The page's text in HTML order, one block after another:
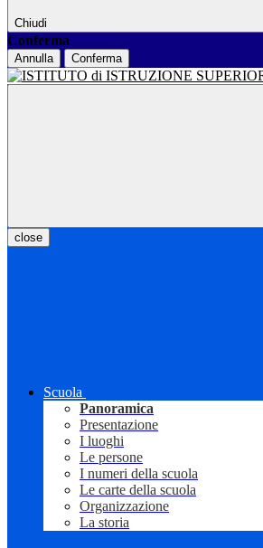
Chiudi
Conferma
Annulla Conferma
close
Scuola
Panoramica
Presentazione
I luoghi
Le persone
I numeri della scuola
Le carte della scuola
Organizzazione
La storia